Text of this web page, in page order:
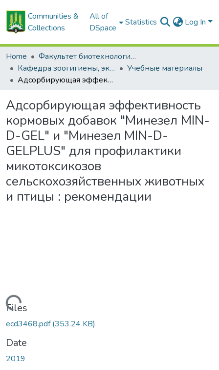
Communities &
Collections
All of
DSpace
Statistics Log In
Home
Факультет биотехнологии и аквакультуры
Кафедра зоогигиены, экологии и микробиологии
Учебные материалы
Адсорбирующая эффективность кормовых добавок "Минезел MIN-D-GEL" и "Минезел MIN-D-GELPLUS" для профилактики микотоксикозов сельскохозяйственных животных и птицы : рекомендации
Адсорбирующая эффективность
кормовых добавок "Минезел MIN-
D-GEL" и "Минезел MIN-D-
GELPLUS" для профилактики
микотоксикозов
сельскохозяйственных животных
и птицы : рекомендации
Loading...
Files
ecd3468.pdf(353.24 KB)
Date
2019